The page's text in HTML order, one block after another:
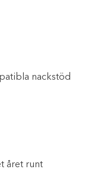
nackstöd
året runt